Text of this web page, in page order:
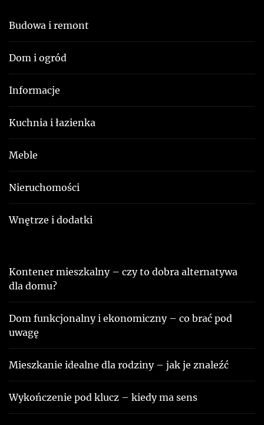
Budowa i remont
Dom i ogród
Informacje
Kuchnia i łazienka
Meble
Nieruchomości
Wnętrze i dodatki
Kontener mieszkalny – czy to dobra alternatywa
dla domu?
Dom funkcjonalny i ekonomiczny – co brać pod
uwagę
Mieszkanie idealne dla rodziny – jak je znaleźć
Wykończenie pod klucz – kiedy ma sens